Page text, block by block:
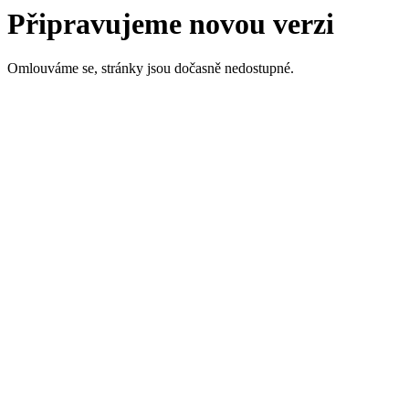
Připravujeme novou verzi
Omlouváme se, stránky jsou dočasně nedostupné.